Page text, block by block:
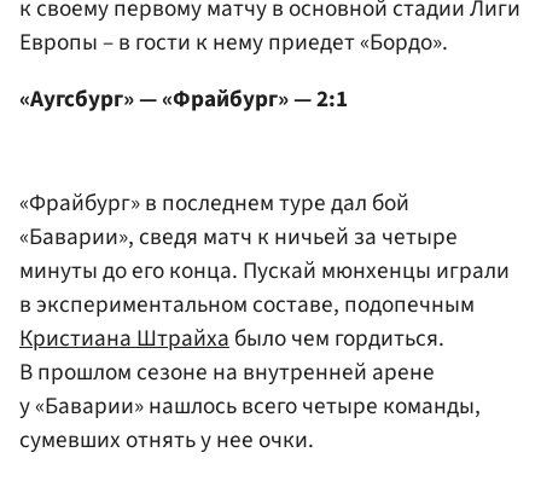
к своему первому матчу в основной стадии Лиги
Европы – в гости к нему приедет «Бордо».
«Аугсбург» — «Фрайбург» — 2:1
«Фрайбург» в последнем туре дал бой
«Баварии», сведя матч к ничьей за четыре
минуты до его конца. Пускай мюнхенцы играли
в экспериментальном составе, подопечным
Кристиана Штрайха было чем гордиться.
В прошлом сезоне на внутренней арене
у «Баварии» нашлось всего четыре команды,
сумевших отнять у нее очки.